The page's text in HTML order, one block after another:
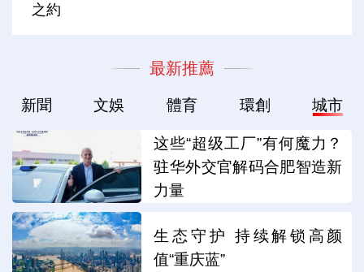
之約
最新推薦
新聞 文娛 體育 環創 城市
这些“超级工厂”有何魔力？
驻华外交官解码合肥智造新
力量
生态守护 持续解锁高颜
值“重庆蓝”